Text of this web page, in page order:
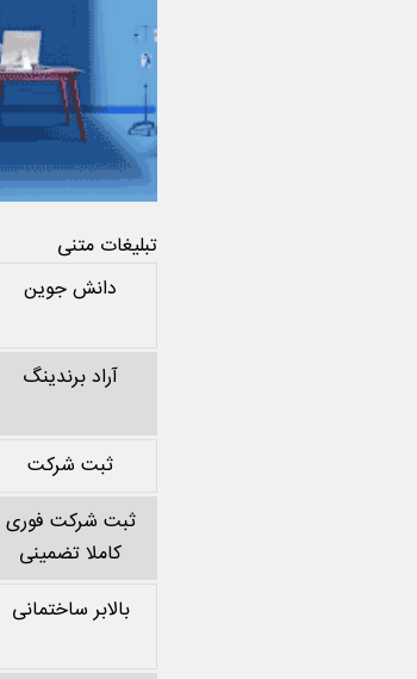
تبلیغات متنی
دانش جوین
آراد برندینگ
ثبت شرکت
ثبت شرکت فوری
کاملا تضمینی
بالابر ساختمانی